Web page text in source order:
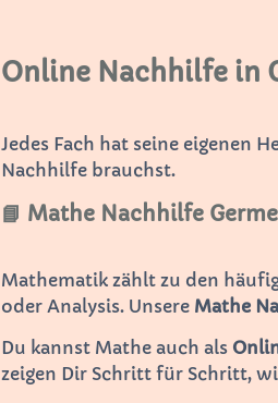
Online Nachhilfe in
Jedes Fach hat seine eigenen
Nachhilfe brauchst.
📘 Mathe Nachhilfe
Mathematik zählt zu den
oder Analysis. Unsere Mathe
Du kannst Mathe auch als
zeigen Dir Schritt für Schritt,